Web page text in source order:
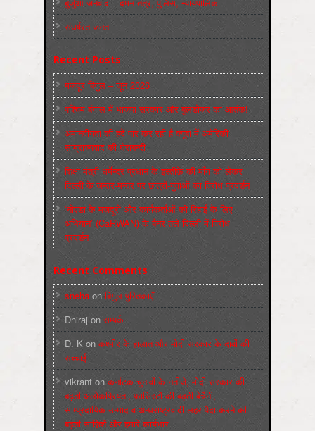
संघर्षरत जनता
Recent Posts
मज़दूर बिगुल – जून 2026
पश्चिम बंगाल में भाजपा सरकार और बुलडोज़र का आतंक!
अमानवीयता की हदें पार कर रही है क्यूबा में अमेरिकी
साम्राज्यवाद की घेराबन्दी
शिक्षा मंत्री धर्मेन्द्र प्रधान के इस्तीफ़े की माँग को लेकर
दिल्ली के जन्तर-मन्तर पर छात्रों-युवाओं का विरोध प्रदर्शन
‘नोएडा के मज़दूरों और कार्यकर्ताओं की रिहाई के लिए
अभियान’ (CaRWAN) के बैनर तले दिल्ली में विरोध
प्रदर्शन
Recent Comments
sneha on बिगुल पुस्तिकाएँ
Dhiraj on सम्पर्क
D. K on कश्मीर के हालात और मोदी सरकार के दावों की
सच्चाई
vikrant onकर्नाटक चुनावों के नतीजे, मोदी सरकार की
बढ़ती अलोकप्रियता, फ़ासिस्टों की बढ़ती बेचैनी,
साम्प्रदायिक उन्माद व अन्धराष्ट्रवादी लहर पैदा करने की
बढ़ती साज़िशें और हमारे कार्यभार